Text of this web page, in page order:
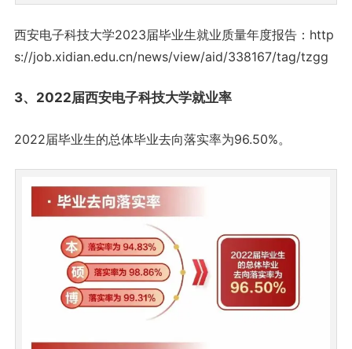
西安电子科技大学2023届毕业生就业质量年度报告：http
s://job.xidian.edu.cn/news/view/aid/338167/tag/tzgg
3、2022届西安电子科技大学就业率
2022届毕业生的总体毕业去向落实率为96.50%。